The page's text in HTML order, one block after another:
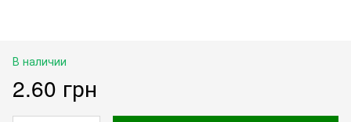
В наличии
2.60 грн